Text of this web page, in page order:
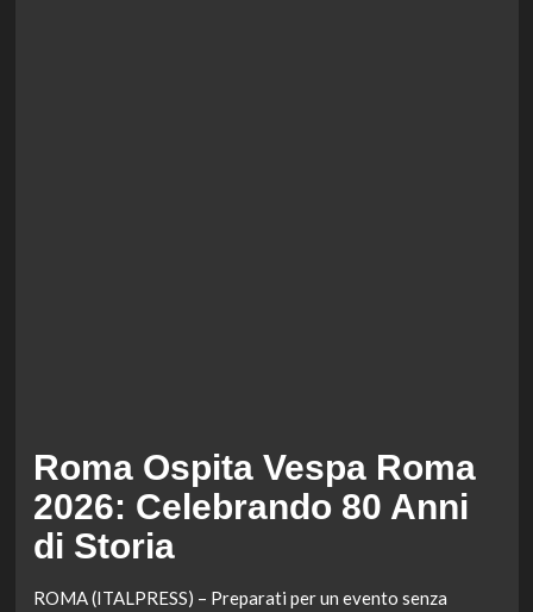
Roma Ospita Vespa Roma
2026: Celebrando 80 Anni
di Storia
ROMA (ITALPRESS) – Preparati per un evento senza